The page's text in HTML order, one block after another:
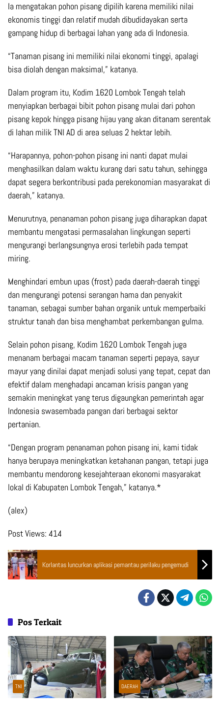
Ia mengatakan pohon pisang dipilih karena memiliki nilai
ekonomis tinggi dan relatif mudah dibudidayakan serta
gampang hidup di berbagai lahan yang ada di Indonesia.
“Tanaman pisang ini memiliki nilai ekonomi tinggi, apalagi
bisa diolah dengan maksimal,” katanya.
Dalam program itu, Kodim 1620 Lombok Tengah telah
menyiapkan berbagai bibit pohon pisang mulai dari pohon
pisang kepok hingga pisang hijau yang akan ditanam serentak
di lahan milik TNI AD di area seluas 2 hektar lebih.
“Harapannya, pohon-pohon pisang ini nanti dapat mulai
menghasilkan dalam waktu kurang dari satu tahun, sehingga
dapat segera berkontribusi pada perekonomian masyarakat di
daerah,” katanya.
Menurutnya, penanaman pohon pisang juga diharapkan dapat
membantu mengatasi permasalahan lingkungan seperti
mengurangi berlangsungnya erosi terlebih pada tempat
miring.
Menghindari embun upas (frost) pada daerah-daerah tinggi
dan mengurangi potensi serangan hama dan penyakit
tanaman, sebagai sumber bahan organik untuk memperbaiki
struktur tanah dan bisa menghambat perkembangan gulma.
Selain pohon pisang, Kodim 1620 Lombok Tengah juga
menanam berbagai macam tanaman seperti pepaya, sayur
mayur yang dinilai dapat menjadi solusi yang tepat, cepat dan
efektif dalam menghadapi ancaman krisis pangan yang
semakin meningkat yang terus digaungkan pemerintah agar
Indonesia swasembada pangan dari berbagai sektor
pertanian.
“Dengan program penanaman pohon pisang ini, kami tidak
hanya berupaya meningkatkan ketahanan pangan, tetapi juga
membantu mendorong kesejahteraan ekonomi masyarakat
lokal di Kabupaten Lombok Tengah,” katanya.*
(alex)
Post Views: 414
Korlantas luncurkan aplikasi pemantau perilaku pengemudi
Pos Terkait
TNI DAERAH